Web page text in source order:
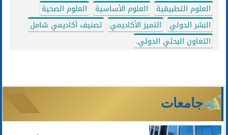
العلوم التطبيقية
العلوم الأساسية
العلوم الصحية
النشر الدولي
التميز الأكاديمي
تصنيف أكاديمي شامل
التعاون البحثي الدولي.
جامعات